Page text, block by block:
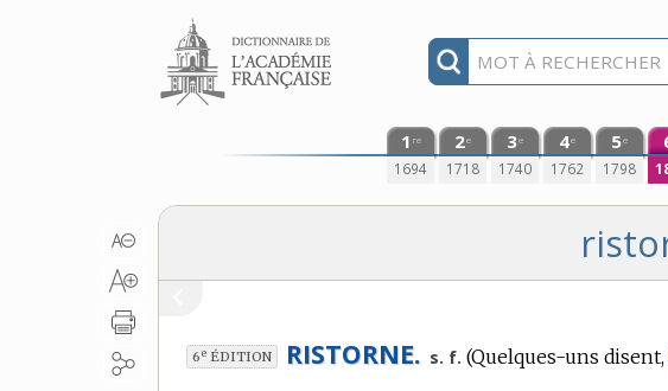
Aller au contenu
1 re
1694
2e
1718
3e
1740
4e
1762
5e
1798
6e ÉDITION RISTORNE. s. f. (Quelques-uns disent,